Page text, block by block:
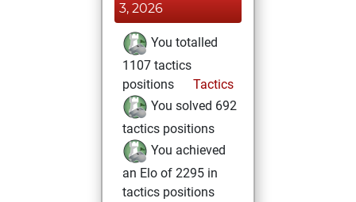
3, 2026
You totalled
1107 tactics
positions
Tactics
You solved 692
tactics positions
You achieved
an Elo of 2295 in
tactics positions